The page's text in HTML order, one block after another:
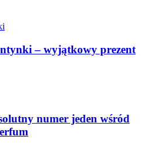
– wyjątkowy prezent
numer jeden wśród